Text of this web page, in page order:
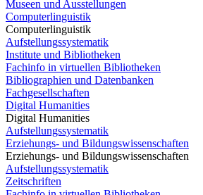
Museen und Ausstellungen
Computerlinguistik
Computerlinguistik
Aufstellungssystematik
Institute und Bibliotheken
Fachinfo in virtuellen Bibliotheken
Bibliographien und Datenbanken
Fachgesellschaften
Digital Humanities
Digital Humanities
Aufstellungssystematik
Erziehungs- und Bildungswissenschaften
Erziehungs- und Bildungswissenschaften
Aufstellungssystematik
Zeitschriften